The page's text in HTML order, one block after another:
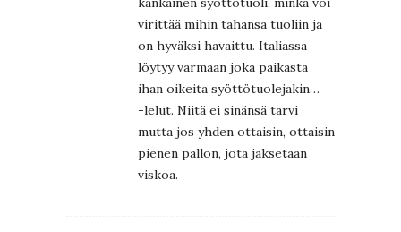
virittää mihin tahansa tuoliin ja
on hyväksi havaittu. Italiassa
löytyy varmaan joka paikasta
ihan oikeita syöttötuolejakin…
-lelut. Niitä ei sinänsä tarvi
mutta jos yhden ottaisin, ottaisin
pienen pallon, jota jaksetaan
viskoa.